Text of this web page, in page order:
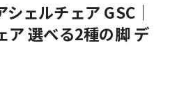
シェルチェア GSC｜
ア 選べる2種の脚 デ